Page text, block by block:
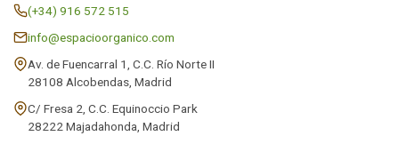
(+34) 916 572 515
info@espacioorganico.com
Av. de Fuencarral 1, C.C. Río Norte II
28108 Alcobendas, Madrid
C/ Fresa 2, C.C. Equinoccio Park
28222 Majadahonda, Madrid